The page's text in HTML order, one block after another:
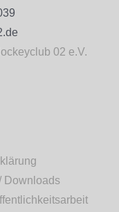
02 e.V.
Downloads